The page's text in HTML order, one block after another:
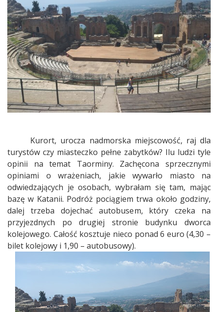
Kurort, urocza nadmorska miejscowość, raj dla
turystów czy miasteczko pełne zabytków? Ilu ludzi tyle
opinii na temat Taorminy. Zachęcona sprzecznymi
opiniami o wrażeniach, jakie wywarło miasto na
odwiedzających je osobach, wybrałam się tam, mając
bazę w Katanii. Podróż pociągiem trwa około godziny,
dalej trzeba dojechać autobusem, który czeka na
przyjezdnych po drugiej stronie budynku dworca
kolejowego. Całość kosztuje nieco ponad 6 euro (4,30 –
bilet kolejowy i 1,90 – autobusowy).